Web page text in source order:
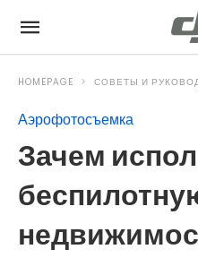
HOMEPAGE СОВЕТЫ И
Аэрофотосъемка
Зачем